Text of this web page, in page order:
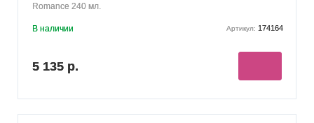
Romance 240 мл.
В наличии Артикул: 174164
5 135 р.